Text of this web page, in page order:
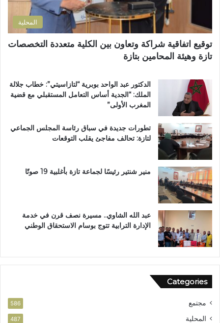
و
ا
ي
ت
ا
.
.
و
ط
ا
ب
ز
ا
المحلية
توقيع اتفاقية شراكة وتعاون بين الكلية متعددة التخصصات
تازة وهيئة المحامين بتازة
الدكتور عبد الواحد بوبرية “لتازاسيتي”: خطاب جلالة
الملك: “الجدية أساس التعامل المستقبلي مع قضية
المغرب الأولى”
تطورات جديدة في سباق رئاسة المجلس الجماعي
لتازة: تحالف مفاجئ يقلب التوقعات
منير شنتير رئيسًا لجماعة تازة بأغلبية 19 صوتًا
عبد الله الشاوي.. مسيرة نصف قرن في خدمة
الإدارة الترابية تتوج بوسام الاستحقاق الوطني
Categories
مجتمع 586
المحلية 487